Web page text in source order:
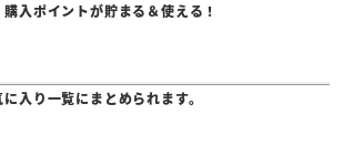
入ポイントが貯まる＆使える！
入り一覧にまとめられます。